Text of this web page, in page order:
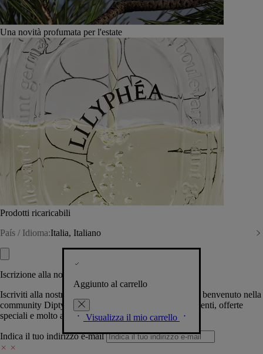
Una novità profumata per l'estate
Prodotti ricaricabili
País / Idioma:Italia, Italiano
Aggiunto al carrello
Visualizza il mio carrello
Iscrizione alla nostra Newsletter
Iscriviti alla nostra newsletter per permetterci di darti il benvenuto nella
community Diptyque e tenerti al corrente su novità, eventi, offerte
speciali e molto altro.
Indica il tuo indirizzo e-mail